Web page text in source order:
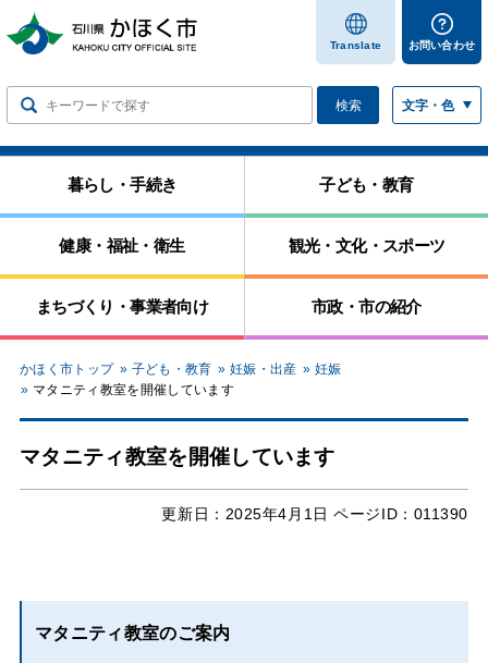
します
Translate お問い合わせ
検索 文字・色
暮らし・手続き 子ども・教育
健康・福祉・衛生 観光・文化・スポーツ
まちづくり・事業者向け 市政・市の紹介
かほく市トップ 子ども・教育 妊娠・出産
妊娠
マタニティ教室を開催しています
マタニティ教室を開催しています
更新日： 2025年4月1日 ページID：011390
マタニティ教室のご案内